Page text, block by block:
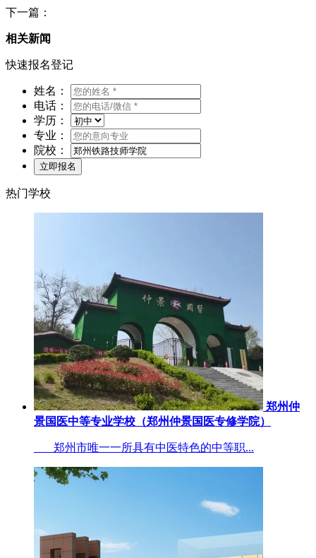
下一篇：
相关新闻
快速报名登记
姓名：
电话：
学历：
专业：
院校：
热门学校
郑州仲
景国医中等专业学校（郑州仲景国医专修学院）
郑州市唯一一所具有中医特色的中等职...